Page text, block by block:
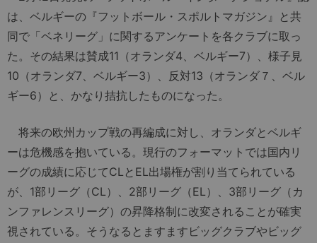
は、ベルギーの『フットボール・スポルトマガジン』と共
同で「ベネリーグ」に関するアンケートを各クラブに取っ
た。その結果は賛成11（オランダ4、ベルギー7）、様子見
10（オランダ7、ベルギー3）、反対13（オランダ７、ベル
ギー6）と、かなり拮抗したものになった。
将来の欧州カップ戦の再編成に対し、オランダとベルギ
ーは危機感を抱いている。現行のフォーマットでは国内リ
ーグの成績に応じてCLとEL出場権が割り当てられている
が、1部リーグ（CL）、2部リーグ（EL）、3部リーグ（カ
ンファレンスリーグ）の昇降格制に改変されることが確実
視されている。そうなるとますますビッグクラブやビッグ